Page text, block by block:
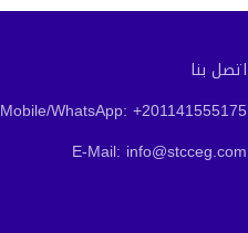
اتصل بنا
Mobile/WhatsApp: +201141555175
E-Mail: info@stcceg.com